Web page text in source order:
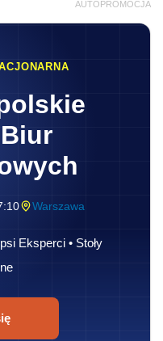
AUTOPROMOCJA
Warszawa
Eksperci • Stoły